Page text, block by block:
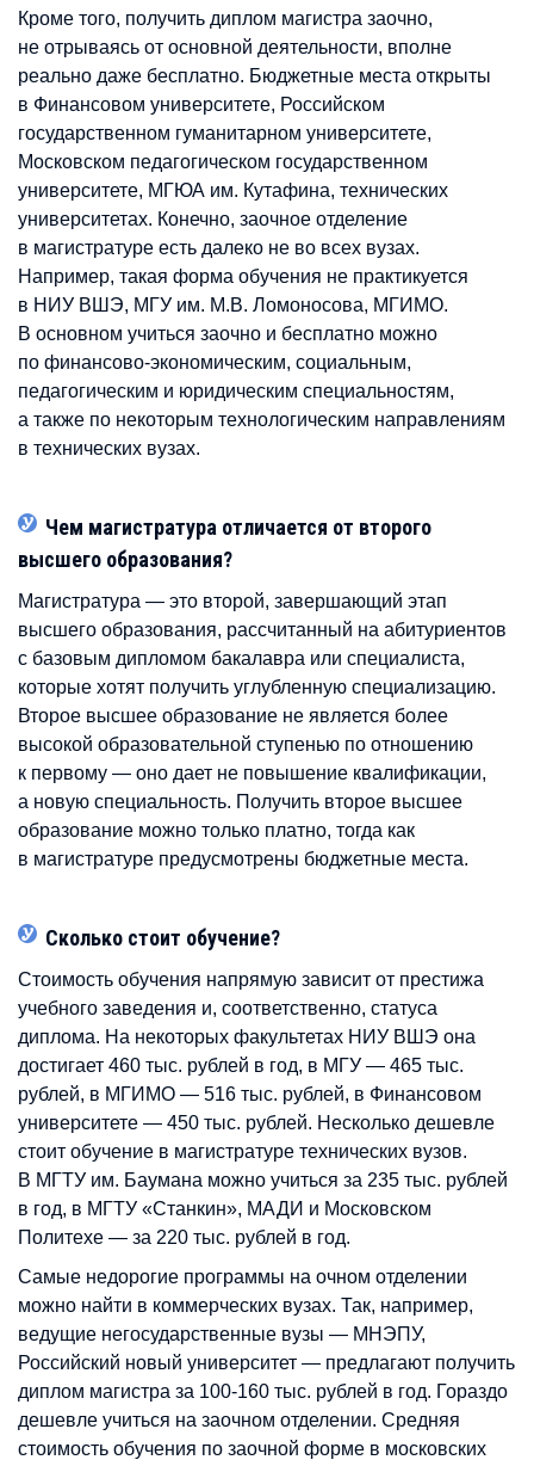
Кроме того, получить диплом магистра заочно,
не отрываясь от основной деятельности, вполне
реально даже бесплатно. Бюджетные места открыты
в Финансовом университете, Российском
государственном гуманитарном университете,
Московском педагогическом государственном
университете, МГЮА им. Кутафина, технических
университетах. Конечно, заочное отделение
в магистратуре есть далеко не во всех вузах.
Например, такая форма обучения не практикуется
в НИУ ВШЭ, МГУ им. М.В. Ломоносова, МГИМО.
В основном учиться заочно и бесплатно можно
по финансово-экономическим, социальным,
педагогическим и юридическим специальностям,
а также по некоторым технологическим направлениям
в технических вузах.
Чем магистратура отличается от второго
высшего образования?
Магистратура — это второй, завершающий этап
высшего образования, рассчитанный на абитуриентов
с базовым дипломом бакалавра или специалиста,
которые хотят получить углубленную специализацию.
Второе высшее образование не является более
высокой образовательной ступенью по отношению
к первому — оно дает не повышение квалификации,
а новую специальность. Получить второе высшее
образование можно только платно, тогда как
в магистратуре предусмотрены бюджетные места.
Сколько стоит обучение?
Стоимость обучения напрямую зависит от престижа
учебного заведения и, соответственно, статуса
диплома. На некоторых факультетах НИУ ВШЭ она
достигает 460 тыс. рублей в год, в МГУ — 465 тыс.
рублей, в МГИМО — 516 тыс. рублей, в Финансовом
университете — 450 тыс. рублей. Несколько дешевле
стоит обучение в магистратуре технических вузов.
В МГТУ им. Баумана можно учиться за 235 тыс. рублей
в год, в МГТУ «Станкин», МАДИ и Московском
Политехе — за 220 тыс. рублей в год.
Самые недорогие программы на очном отделении
можно найти в коммерческих вузах. Так, например,
ведущие негосударственные вузы — МНЭПУ,
Российский новый университет — предлагают получить
диплом магистра за 100-160 тыс. рублей в год. Гораздо
дешевле учиться на заочном отделении. Средняя
стоимость обучения по заочной форме в московских